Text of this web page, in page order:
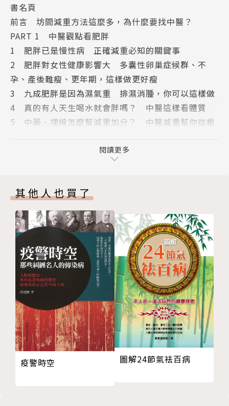
★針對五種不同體質，採取最適減重方式，讓體重、體
脂順利達標
★同時調理身體，從根本改變體質，打造自然健康的生
活模式
★搭配中藥、埋線，以沒有壓力的方式，打破減重停滯
期
不管你是為了健康或體態立志減重，或是已經嘗試許多
方法，但最後都失敗，甚至出現面色枯黃等內分泌失調
中醫五型減重，讓你不用餓肚子，還能氣色紅潤，減重
【本書適合】
★已經吃很少，也拚命運動了，還是瘦不下來
★覺得減重方法太多，不知道該怎麼選
★用了激烈方式減重，結果復胖更嚴重，也沒辦法持久
★流行什麼減肥法就試試看，但效果好像都不好
★想減重但又擔心身體其他小毛病，到底要先調理還是
先減重
中醫五型減重可以幫你一次解決以上所有困擾！
【你的體質屬於哪一型】
書名頁
前言 坊間減重方法這麼多，為什麼要找中醫？
PART 1 中醫觀點看肥胖
1 肥胖已是慢性病 正確減重必知的關鍵事
2 肥胖對女性健康影響大 多囊性卵巢症候群、不
孕、產後難瘦、更年期，這樣做更好瘦
3 九成肥胖是因為濕氣重 排濕消腫，你可以這樣做
4 真的有人天生喝水就會胖嗎？ 中醫這樣看體質
5 中藥、埋線怎麼幫減重加分？ 中醫減重幫你從根
6 五型肥胖體質檢測 看看你是哪一型？
2 胃熱濕阻型（老饕型） 清胃瀉火，中醫這樣做
3 肝鬱氣滯型（壓力型） 疏肝理氣，中醫這樣做
4 氣血虛弱型（虛弱型） 補氣血，中醫這樣做
5 腎陽虛痰濁型（失調型） 補脾固腎，中醫這樣做
PART 3 減重迷思大破解
1 埋線減肥，埋愈多愈好？
2 吃減肥藥就能輕鬆瘦？
3 中醫減重容易復胖？
4 減重只能少吃？而且不能碰澱粉？
5 拚命運動一定可以瘦？
6 減肥遇到停滯期，瘦不下來怎麼辦？
7 一週就瘦5公斤？真是太棒了！
版權頁
閱讀更多
其他人也買了
疫警時空 圖解24節氣袪百病